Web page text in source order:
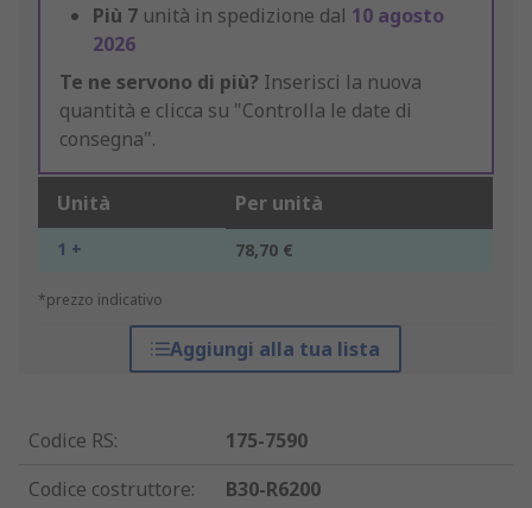
Più 7 unità in spedizione dal 10 agosto
2026
Te ne servono di più? Inserisci la nuova
quantità e clicca su "Controlla le date di
consegna".
Unità Per unità
1 + 78,70 €
*prezzo indicativo
Aggiungi alla tua lista
Codice RS:
175-7590
Codice costruttore:
B30-R6200